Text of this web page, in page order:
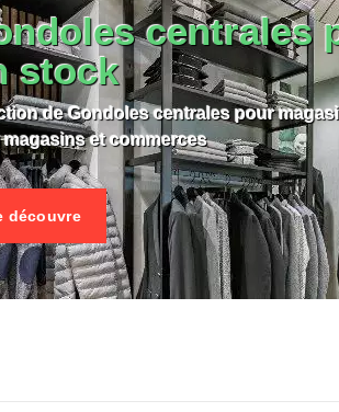
centrales
stock
de Gondoles centrales pour
et commerces
découvre